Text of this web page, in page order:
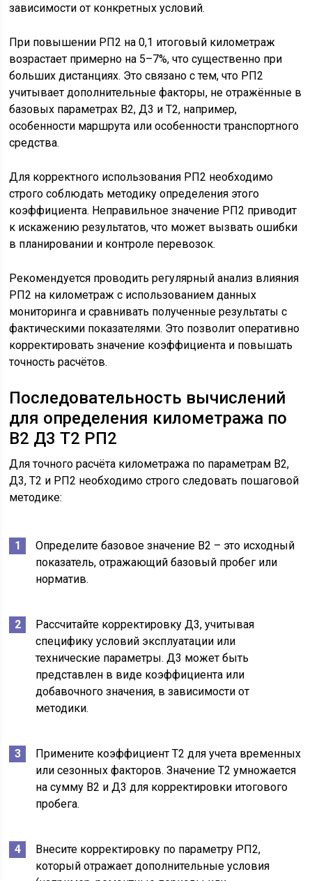
зависимости от конкретных условий.
При повышении РП2 на 0,1 итоговый километраж
возрастает примерно на 5–7%, что существенно при
больших дистанциях. Это связано с тем, что РП2
учитывает дополнительные факторы, не отражённые в
базовых параметрах В2, Д3 и Т2, например,
особенности маршрута или особенности транспортного
средства.
Для корректного использования РП2 необходимо
строго соблюдать методику определения этого
коэффициента. Неправильное значение РП2 приводит
к искажению результатов, что может вызвать ошибки
в планировании и контроле перевозок.
Рекомендуется проводить регулярный анализ влияния
РП2 на километраж с использованием данных
мониторинга и сравнивать полученные результаты с
фактическими показателями. Это позволит оперативно
корректировать значение коэффициента и повышать
точность расчётов.
Последовательность вычислений
для определения километража по
В2 Д3 Т2 РП2
Для точного расчёта километража по параметрам В2,
Д3, Т2 и РП2 необходимо строго следовать пошаговой
методике:
Определите базовое значение В2 – это исходный
показатель, отражающий базовый пробег или
норматив.
Рассчитайте корректировку Д3, учитывая
специфику условий эксплуатации или
технические параметры. Д3 может быть
представлен в виде коэффициента или
добавочного значения, в зависимости от
методики.
Примените коэффициент Т2 для учета временных
или сезонных факторов. Значение Т2 умножается
на сумму В2 и Д3 для корректировки итогового
пробега.
Внесите корректировку по параметру РП2,
который отражает дополнительные условия